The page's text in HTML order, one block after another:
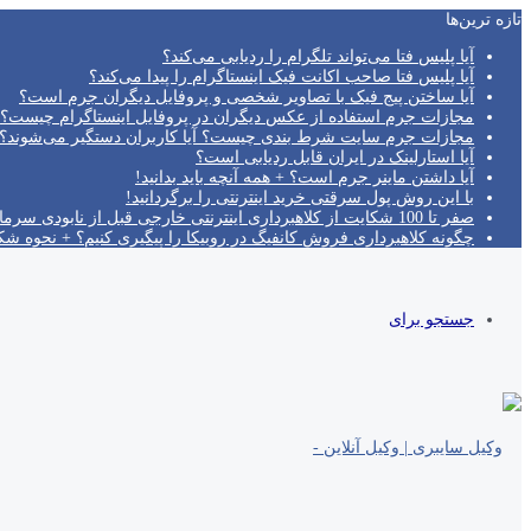
تازه‌ ترین‌ها
آیا پلیس فتا می‌تواند تلگرام را ردیابی می‌کند؟
آیا پلیس فتا صاحب اکانت فیک اینستاگرام را پیدا می‌کند؟
آیا ساختن پیج فیک با تصاویر شخصی و پروفایل دیگران جرم است؟
مجازات جرم استفاده از عکس دیگران در پروفایل اینستاگرام چیست؟
مجازات جرم سایت شرط بندی چیست؟ آیا کاربران دستگیر
آیا استارلینک در ایران قابل ردیابی است؟
آیا داشتن ماینر جرم است؟ + همه آنچه باید بدانید!
با این روش پول سرقتی خرید اینترنتی را برگردانید!
صفر تا 100 شکایت از کلاهبرداری اینترنتی خارجی قبل از نابودی سرمایه!
چگونه کلاهبرداری فروش کانفیگ در روبیکا را پیگیری کنیم؟ + نحوه
جستجو برای